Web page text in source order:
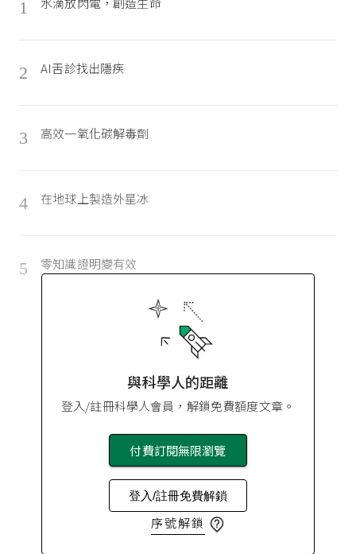
1
2 AI舌診找出隱疾
3 高效一氧化碳解毒劑
4 在地球上製造外星冰
5 零知識證明變有效
與科學人的距離
登入/註冊科學人會員，解鎖免費額度文章。
付費訂閱無限瀏覽
登入/註冊免費解鎖
序號解鎖